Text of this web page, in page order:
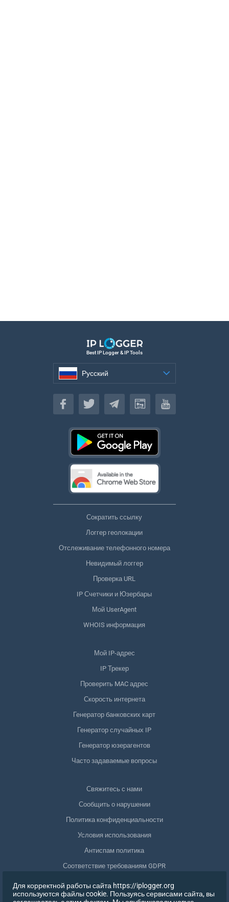
Best IP Logger & IP Tools
Русский
Русский
Сократить ссылку
Логгер геолокации
Отслеживание телефонного номера
Невидимый логгер
Проверка URL
IP Счетчики и Юзербары
Мой UserAgent
WHOIS информация
Мой IP-адрес
IP Трекер
Проверить MAC адрес
Скорость интернета
Генератор банковских карт
Генератор случайных IP
Генератор юзерагентов
Часто задаваемые вопросы
Свяжитесь с нами
Сообщить о нарушении
Политика конфиденциальности
Условия использования
Антиспам политика
Соответствие требованиям GDPR
Удалить мои данные
Отозвать согласие
Для корректной работы сайта https://iplogger.org
используются файлы cookie. Пользуясь сервисами сайта, вы